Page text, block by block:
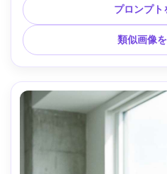
ケ、ハーフボディポートレー
毛穴と生地感、シネマティッ
テール、ハイ
プロンプト
類似画像